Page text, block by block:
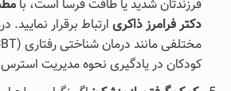
فرزندتان شدید یا طاقت فرسا است، با
دکتر فرامرز ذاکری ارتباط برقرار نمایید.
کودکان در یادگیری نحوه مدیریت